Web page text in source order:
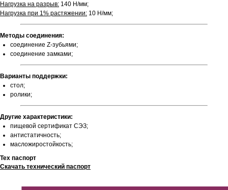
Нагрузка на разрыв: 140 Н/мм;
Нагрузка при 1% растяжении: 10 Н/мм;
Методы соединения:
соединение Z-зубьями;
соединение замками;
Варианты поддержки:
стол;
ролики;
Другие характеристики:
пищевой сертификат СЭЗ;
антистатичность;
масложиростойкость;
Тех паспорт
Скачать технический паспорт